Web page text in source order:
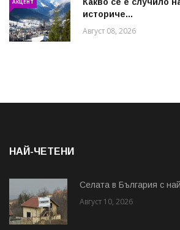
историче...
Август 08, 2026
НАЙ-ЧЕТЕНИ
Cелата в България с
Август 10, 2026